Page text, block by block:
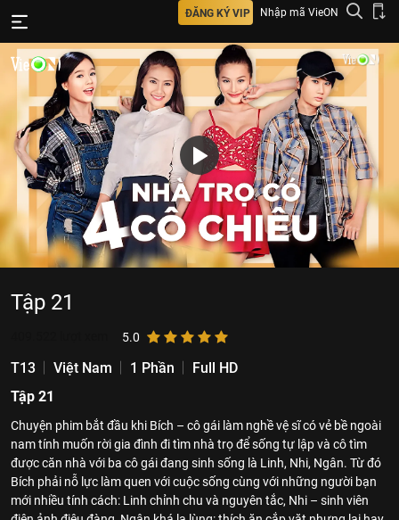
ĐĂNG KÝ VIP Nhập mã VieON
Tập 21
5.0
T13 Việt Nam 1 Phần
Full HD
Tập 21
Chuyện phim bắt đầu khi Bích – cô gái làm nghề vệ sĩ có vẻ bề ngoài
nam tính muốn rời gia đình đi tìm nhà trọ để sống tự lập và cô tìm
được căn nhà với ba cô gái đang sinh sống là Linh, Nhi, Ngân. Từ đó
Bích phải nỗ lực làm quen với cuộc sống cùng với những người bạn
mới nhiều tính cách: Linh chỉnh chu và nguyên tắc, Nhi – sinh viên